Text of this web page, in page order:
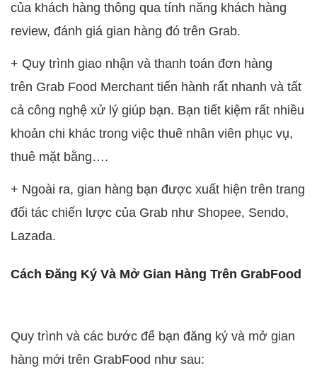
của khách hàng thông qua tính năng khách hàng
review, đánh giá gian hàng đó trên Grab.
+ Quy trình giao nhận và thanh toán đơn hàng
trên Grab Food Merchant tiến hành rất nhanh và tất
cả công nghệ xử lý giúp bạn. Bạn tiết kiệm rất nhiều
khoản chi khác trong việc thuê nhân viên phục vụ,
thuê mặt bằng….
+ Ngoài ra, gian hàng bạn được xuất hiện trên trang
đối tác chiến lược của Grab như Shopee, Sendo,
Lazada.
Cách Đăng Ký Và Mở Gian Hàng Trên GrabFood
Quy trình và các bước để bạn đăng ký và mở gian
hàng mới trên GrabFood như sau: